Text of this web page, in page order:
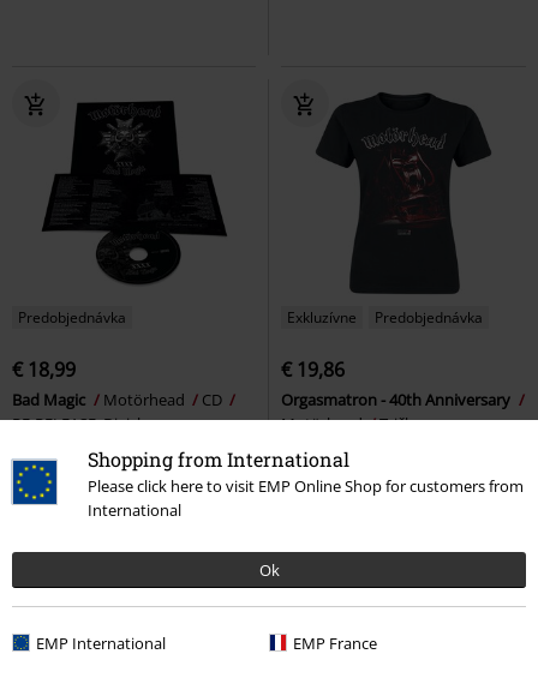
Shopping from International
Please click here to visit EMP Online Shop for customers from
International
Ok
EMP International EMP France
Predobjednávka
€ 18,99
Bad Magic Motörhead
CD
RE-RELEASE, Digisleeve
Exkluzívne Predobjednávka
€ 19,86
Orgasmatron - 40th Anniversary
Motörhead
Tričko